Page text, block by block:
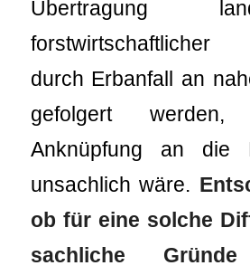
Übertragung
forstwirtschaftlicher
durch Erbanfall an
gefolgert
Anknüpfung an die
unsachlich wäre.
ob für eine solche
sachliche